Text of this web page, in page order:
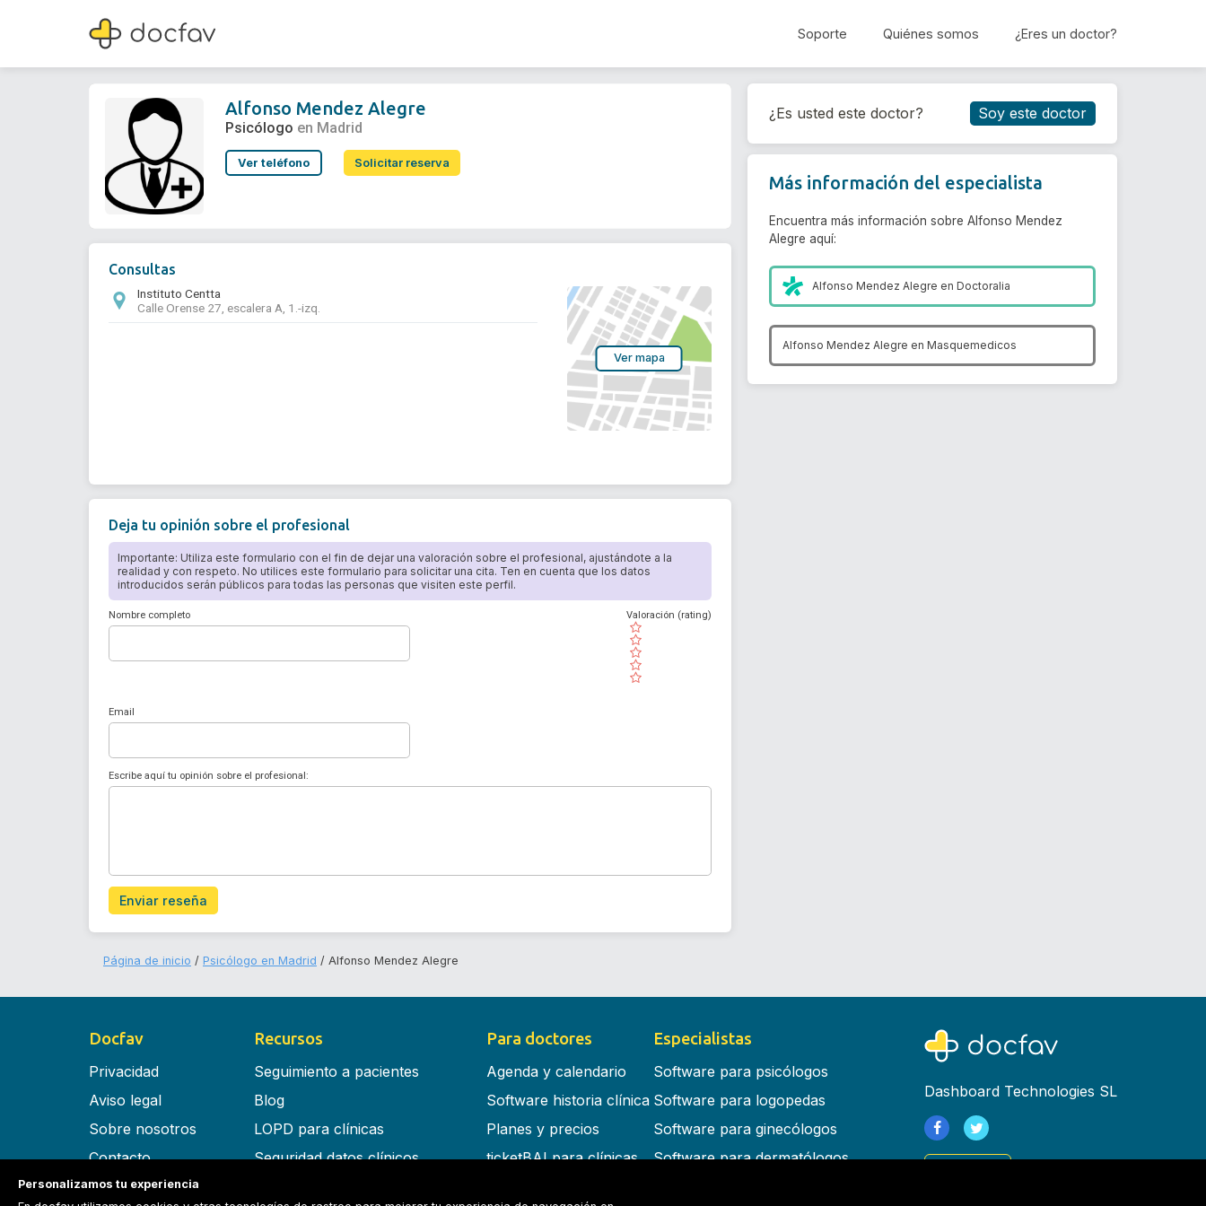
Soporte Quiénes somos ¿Eres un doctor?
Alfonso Mendez Alegre
Psicólogo
Reservar cita
Alfonso Mendez Alegre
Psicólogo en Madrid
Ver teléfono Solicitar reserva
Consultas
Instituto Centta
Calle Orense 27, escalera A, 1.-izq.
Ver mapa
Deja tu opinión sobre el profesional
Importante: Utiliza este formulario con el fin de dejar una valoración sobre el profesional, ajustándote a la
realidad y con respeto. No utilices este formulario para solicitar una cita. Ten en cuenta que los datos
introducidos serán públicos para todas las personas que visiten este perfil.
Nombre completo
( )
( )
( )
( )
( )
Valoración (rating)
Email
Escribe aquí tu opinión sobre el profesional:
Enviar reseña
¿Es usted este doctor? Soy este doctor
Más información del especialista
Encuentra más información sobre Alfonso Mendez
Alegre aquí:
Alfonso Mendez Alegre enDoctoralia
Alfonso Mendez Alegre en Masquemedicos
Página de inicio Psicólogo en Madrid Alfonso Mendez Alegre
Docfav
Privacidad
Aviso legal
Sobre nosotros
Contacto
Términos y condiciones
Recursos
Seguimiento a pacientes
Blog
LOPD para clínicas
Seguridad datos clínicos
Para doctores
Agenda y calendario
Software historia clínica
Planes y precios
ticketBAI para clínicas
Especialistas
Software para psicólogos
Software para logopedas
Software para ginecólogos
Software para dermatólogos
Dashboard Technologies SL
Personalizamos tu experiencia